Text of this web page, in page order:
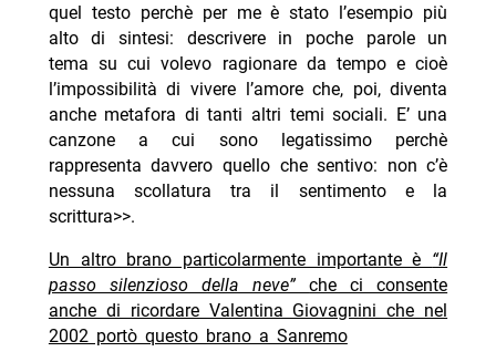
quel testo perchè per me è stato l’esempio più
alto di sintesi: descrivere in poche parole un
tema su cui volevo ragionare da tempo e cioè
l’impossibilità di vivere l’amore che, poi, diventa
anche metafora di tanti altri temi sociali. E’ una
canzone a cui sono legatissimo perchè
rappresenta davvero quello che sentivo: non c’è
nessuna scollatura tra il sentimento e la
scrittura>>.
Un altro brano particolarmente importante è “Il
passo silenzioso della neve”che ci consente
anche di ricordare Valentina Giovagnini che nel
2002 portò questo brano a Sanremo